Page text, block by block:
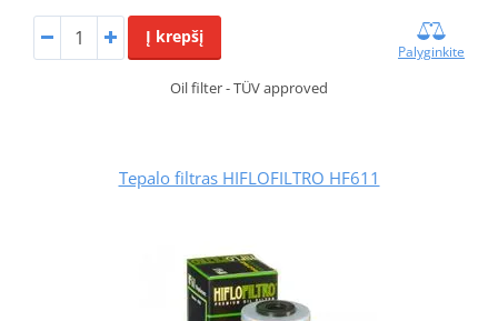
Į krepšį
Palyginkite
Oil filter - TÜV approved
Tepalo filtras HIFLOFILTRO HF611